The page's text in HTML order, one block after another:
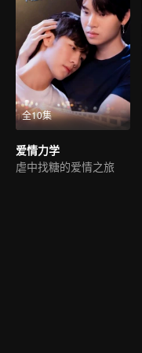
全10集
爱情力学
虐中找糖的爱情之旅